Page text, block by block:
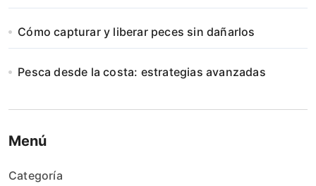
Cómo capturar y liberar peces sin dañarlos
Pesca desde la costa: estrategias avanzadas
Menú
Categoría